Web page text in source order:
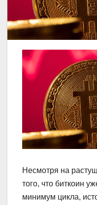
Несмотря на
того, что биткоин
минимум цикла,